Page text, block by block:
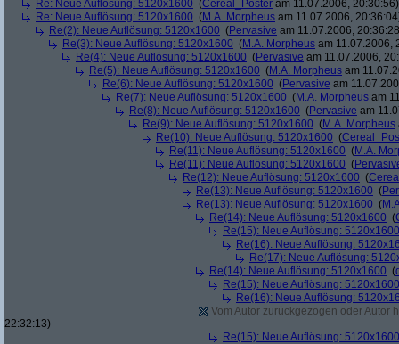
Re: Neue Auflösung: 5120x1600 (Cereal_Poster am 11.07.2006, 20:30:56)
Re: Neue Auflösung: 5120x1600 (M.A. Morpheus am 11.07.2006,
Re(2): Neue Auflösung: 5120x1600 (Pervasive am 11.07.2006,
Re(3): Neue Auflösung: 5120x1600 (M.A. Morpheus am 11.07.2006,
Re(4): Neue Auflösung: 5120x1600 (Pervasive am 11.07.2006,
Re(5): Neue Auflösung: 5120x1600 (M.A. Morpheus am
Re(6): Neue Auflösung: 5120x1600 (Pervasive am
Re(7): Neue Auflösung: 5120x1600 (M.A. Morpheus am
Re(8): Neue Auflösung: 5120x1600 (Pervasive am
Re(9): Neue Auflösung: 5120x1600 (M.A. Morpheus
Re(10): Neue Auflösung: 5120x1600 (
Re(11): Neue Auflösung: 5120x1600 (M.A.
Re(11): Neue Auflösung: 5120x1600 (
Re(12): Neue Auflösung: 5120x1600 (
Re(13): Neue Auflösung: 5120x1600 (
Re(13): Neue Auflösung: 5120x1600 (
Re(14): Neue Auflösung: 5120x1600 (
Re(15): Neue Auflösung: 5120x1600
Re(16): Neue Auflösung:
Re(17): Neue Auflösung:
Re(14): Neue Auflösung: 5120x1600 (
Re(15): Neue Auflösung: 5120x1600
Re(16): Neue Auflösung:
Vom Autor zurückgezogen oder Autor
22:32:13)
Re(15): Neue Auflösung: 5120x1600